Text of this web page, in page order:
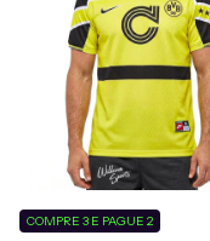
COMPRE 3 E PAGUE 2